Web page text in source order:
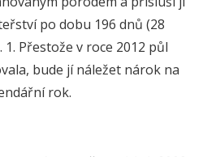
po dobu 196 dnů (28
Přestože v roce 2012 půl
bude jí náležet nárok na
rok.